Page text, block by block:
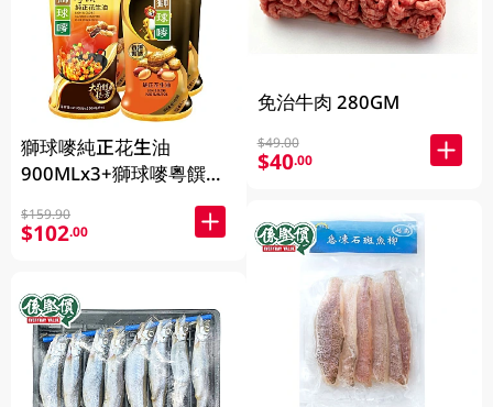
獅球嘜純正花生油
900MLx3+獅球嘜粵饌純
$159.90
$102.00
免治牛肉 280GM
$49.00
$40.00